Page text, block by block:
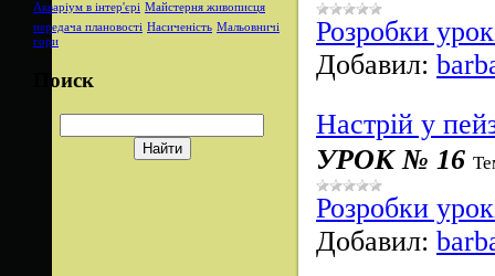
Акваріум в інтер'єрі Майстерня живописця
передача плановості Насиченість Мальовничі
гори
Поиск
Розробки
Добавил:
Настрій у
УРОК № 16
Розробки
Добавил: